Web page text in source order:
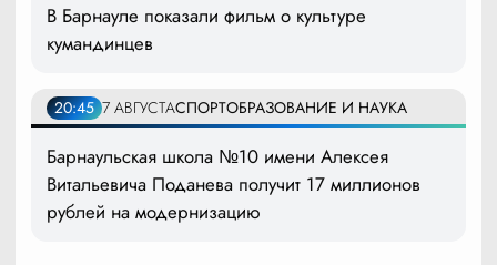
В Барнауле показали фильм о культуре
кумандинцев
20:45 7 АВГУСТАСПОРТОБРАЗОВАНИЕ И НАУКА
Барнаульская школа №10 имени Алексея
Витальевича Поданева получит 17 миллионов
рублей на модернизацию